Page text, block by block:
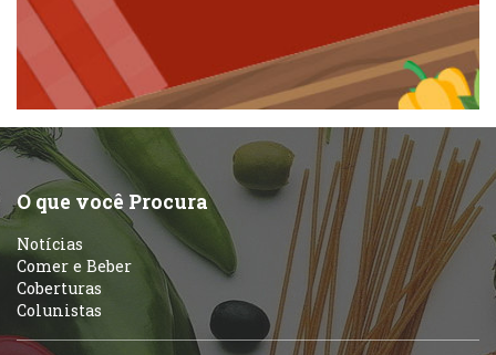
Peixes e Frutos do Mar
Pizzarias
Portuguesa
Self-service
Pizzarias
Portuguesa
Sobremesas e sorvetes
Variados
O que você Procura
Notícias
Comer e Beber
Coberturas
Colunistas